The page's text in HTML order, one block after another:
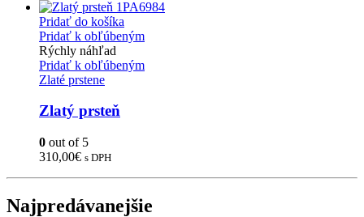
Pridať do košíka
Pridať k obľúbeným
Rýchly náhľad
Pridať k obľúbeným
Zlaté prstene
Zlatý prsteň
0 out of 5
310,00€ s DPH
Najpredávanejšie